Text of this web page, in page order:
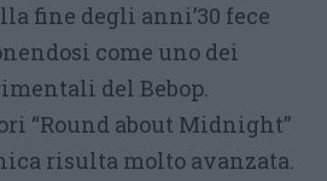
fine degli anni’30 fece
come uno dei
del Bebop.
“Round about Midnight”
risulta molto avanzata.